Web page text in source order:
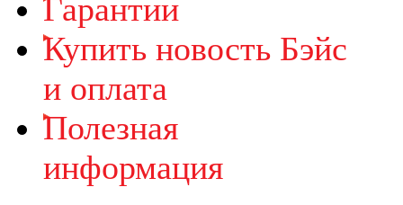
Гарантии
Купить новость Бэйс
и оплата
Полезная
информация